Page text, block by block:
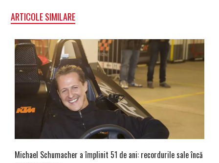
ARTICOLE SIMILARE
Michael Schumacher a împlinit 51 de ani: recordurile sale încă